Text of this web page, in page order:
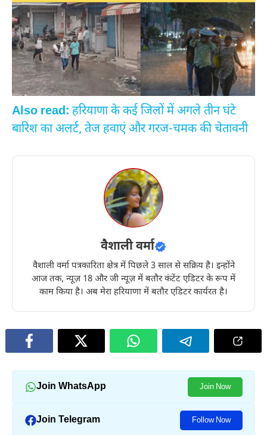
Also read: हरियाणा के कई जिलों में अगले तीन घंटे
बारिश का अलर्ट, तेज हवाएं और गरज-चमक की चेतावनी
वैशाली वर्मा
वैशाली वर्मा पत्रकारिता क्षेत्र में पिछले 3 साल से सक्रिय है। इन्होंने
आज तक, न्यूज़ 18 और जी न्यूज़ में बतौर कंटेंट एडिटर के रूप में
काम किया है। अब मेरा हरियाणा में बतौर एडिटर कार्यरत है।
Join WhatsApp Join Now
Join Telegram Follow Now